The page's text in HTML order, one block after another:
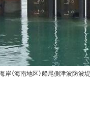
岸（海南地区）船尾側津波防波